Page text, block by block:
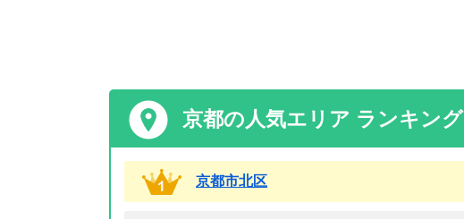
京都の人気エリア ランキング
京都市北区